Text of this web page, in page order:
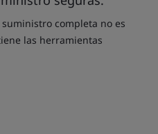
completa no es
las herramientas